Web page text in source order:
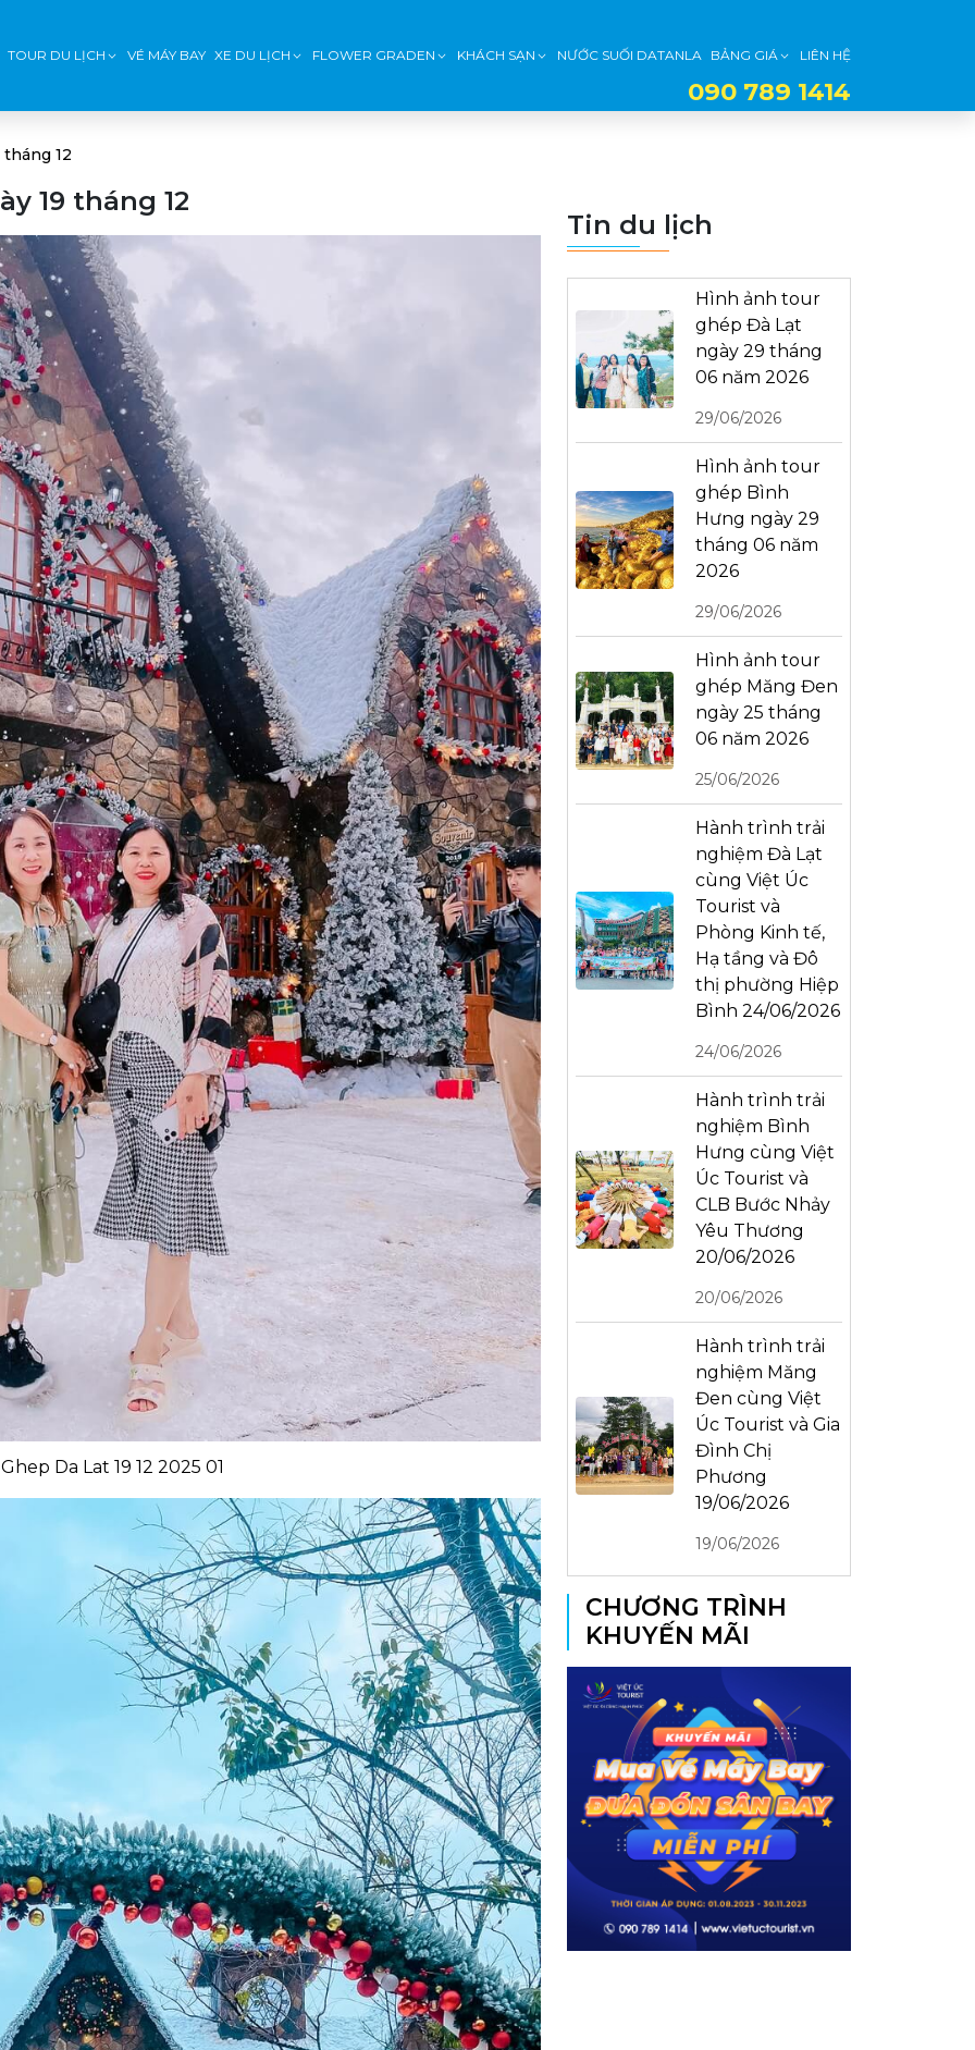
TOUR DU LỊCH VÉ MÁY BAY XE DU LỊCH FLOWER GRADEN KHÁCH SẠN NƯỚC SUỐI DATANLA BẢNG GIÁ LIÊN HỆ
090 789 1414
12
19 tháng 12
Da Lat 19 12 2025 01
Tin du lịch
Hình ảnh tour
ghép Đà Lạt
ngày 29 tháng
06 năm 2026
29/06/2026
Hình ảnh tour
ghép Bình
Hưng ngày 29
tháng 06 năm
2026
29/06/2026
Hình ảnh tour
ghép Măng Đen
ngày 25 tháng
06 năm 2026
25/06/2026
Hành trình trải
nghiệm Đà Lạt
cùng Việt Úc
Tourist và
Phòng Kinh tế,
Hạ tầng và Đô
thị phường Hiệp
Bình 24/06/2026
24/06/2026
Hành trình trải
nghiệm Bình
Hưng cùng Việt
Úc Tourist và
CLB Bước Nhảy
Yêu Thương
20/06/2026
20/06/2026
Hành trình trải
nghiệm Măng
Đen cùng Việt
Úc Tourist và Gia
Đình Chị
Phương
19/06/2026
19/06/2026
CHƯƠNG TRÌNH
KHUYẾN MÃI